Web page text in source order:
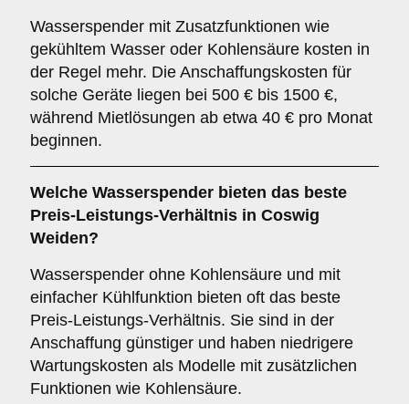
Wasserspender mit Zusatzfunktionen wie
gekühltem Wasser oder Kohlensäure kosten in
der Regel mehr. Die Anschaffungskosten für
solche Geräte liegen bei 500 € bis 1500 €,
während Mietlösungen ab etwa 40 € pro Monat
beginnen.
Welche Wasserspender bieten das beste
Preis-Leistungs-Verhältnis in Coswig
Weiden?
Wasserspender ohne Kohlensäure und mit
einfacher Kühlfunktion bieten oft das beste
Preis-Leistungs-Verhältnis. Sie sind in der
Anschaffung günstiger und haben niedrigere
Wartungskosten als Modelle mit zusätzlichen
Funktionen wie Kohlensäure.